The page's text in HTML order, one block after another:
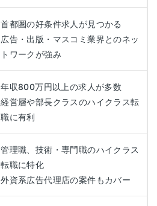
首都圏の好条件求人が見つかる
広告・出版・マスコミ業界とのネッ
トワークが強み
年収800万円以上の求人が多数
経営層や部長クラスのハイクラス転
職に有利
管理職、技術・専門職のハイクラス
転職に特化
外資系広告代理店の案件もカバー